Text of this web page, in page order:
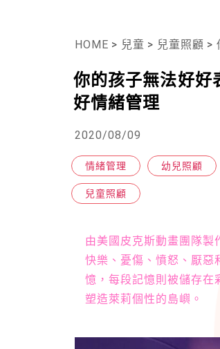
HOME > 兒童 > 兒童照顧 >
你的孩子無法好好
好情緒管理
2020/08/09
情緒管理 幼兒照顧
兒童照顧
由美國皮克斯動畫團隊製
快樂、憂傷、憤怒、厭惡
憶，每段記憶則被儲存在
塑造萊莉個性的島嶼。